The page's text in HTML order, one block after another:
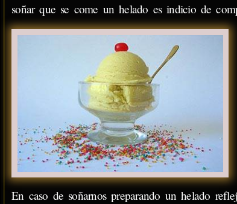
soñar que se come un helado es indicio de
En caso de soñarnos preparando un helado